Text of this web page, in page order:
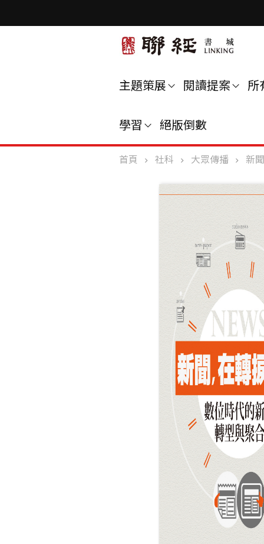
主題策展 閱讀提案 所
學習 絕版倒數
首頁 社科 大眾傳播 新